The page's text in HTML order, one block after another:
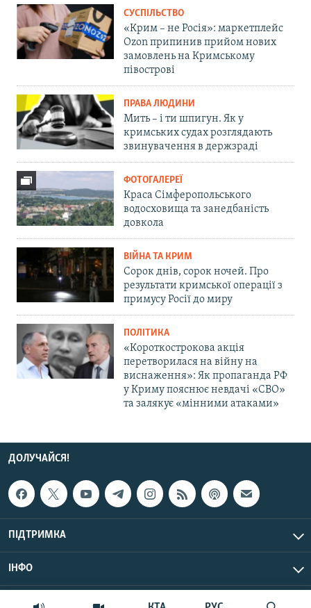
СУСПІЛЬСТВО
«Крим – не Росія»: маркетплейс
Ozon припинив прийом нових
замовлень на Кримському
півострові
ПРАВА ЛЮДИНИ
Мить – і ти шпигун. Як у
кримських судах розглядають
звинувачення в держзраді
ФОТОГАЛЕРЕЇ
Краса Сімферопольського
водосховища та занедбаність
довкола
ВІЙНА ТА КРИМ
Сорок днів, сорок ночей. Про
результати кримської операції з
примусу Росії до миру
ПОЛІТИКА
«Короткострокова акція
перетворилася на війну на
виснаження»: Як пропаганда РФ
у Криму пояснює невдачі «СВО»
та залякує «мінними атаками»
ДОЛУЧАЙСЯ!
ПІДТРИМКА
ІНФО
© Крим.Реалії, 2026 | Усі права застережено.